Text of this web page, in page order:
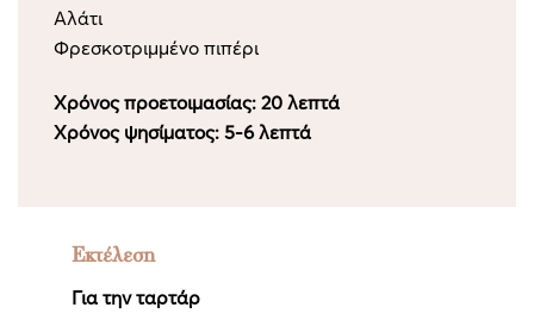
Αλάτι
Φρεσκοτριμμένο πιπέρι
Χρόνος προετοιμασίας: 20 λεπτά
Χρόνος ψησίματος: 5-6 λεπτά
Εκτέλεση
Για την ταρτάρ